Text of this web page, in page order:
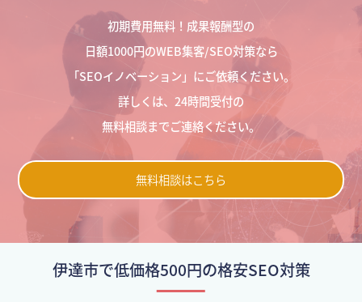
初期費用無料！成果報酬型の
日額1000円のWEB集客/SEO対策なら
「SEOイノベーション」にご依頼ください。
詳しくは、24時間受付の
無料相談までご連絡ください。
無料相談はこちら
伊達市で低価格500円の格安SEO対策